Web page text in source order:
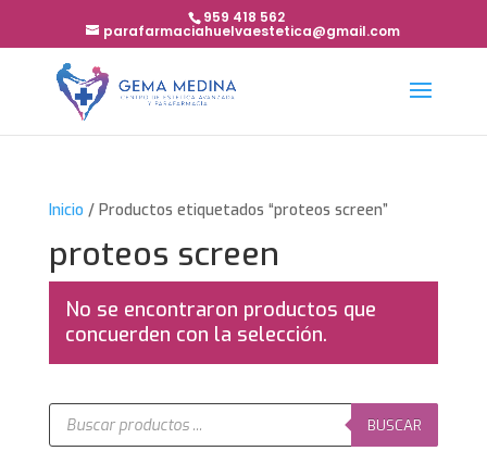
959 418 562
parafarmaciahuelvaestetica@gmail.com
Inicio / Productos etiquetados “proteos screen”
proteos screen
No se encontraron productos que
concuerden con la selección.
Búsqueda
productos
BUSCAR